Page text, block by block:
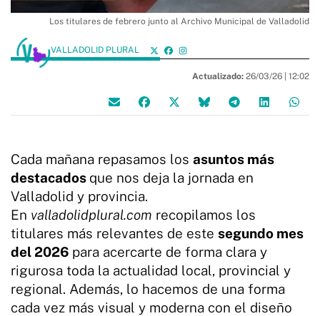
Los titulares de febrero junto al Archivo Municipal de Valladolid
VALLADOLID PLURAL
Actualizado: 26/03/26 | 12:02
Cada mañana repasamos los asuntos más
destacados que nos deja la jornada en
Valladolid y provincia.
En valladolidplural.com recopilamos los
titulares más relevantes de este segundo mes
del 2026 para acercarte de forma clara y
rigurosa toda la actualidad local, provincial y
regional. Además, lo hacemos de una forma
cada vez más visual y moderna con el diseño